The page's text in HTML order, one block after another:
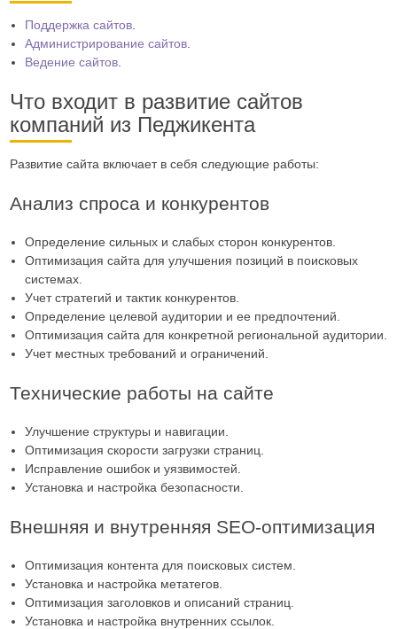
Поддержка сайтов
Администрирование сайтов
Ведение сайтов
Что входит в развитие сайтов
компаний из Педжикента
Развитие сайта включает в себя следующие работы:
Анализ спроса и конкурентов
Определение сильных и слабых сторон конкурентов.
Оптимизация сайта для улучшения позиций в поисковых
системах.
Учет стратегий и тактик конкурентов.
Определение целевой аудитории и ее предпочтений.
Оптимизация сайта для конкретной региональной аудитории.
Учет местных требований и ограничений.
Технические работы на сайте
Улучшение структуры и навигации.
Оптимизация скорости загрузки страниц.
Исправление ошибок и уязвимостей.
Установка и настройка безопасности.
Внешняя и внутренняя SEO-оптимизация
Оптимизация контента для поисковых систем.
Установка и настройка метатегов.
Оптимизация заголовков и описаний страниц.
Установка и настройка внутренних ссылок.